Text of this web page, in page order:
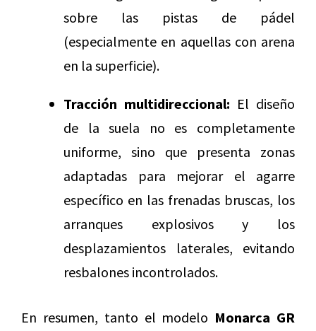
sobre las pistas de pádel
(especialmente en aquellas con arena
en la superficie).
Tracción multidireccional: El diseño
de la suela no es completamente
uniforme, sino que presenta zonas
adaptadas para mejorar el agarre
específico en las frenadas bruscas, los
arranques explosivos y los
desplazamientos laterales, evitando
resbalones incontrolados.
En resumen, tanto el modelo Monarca GR